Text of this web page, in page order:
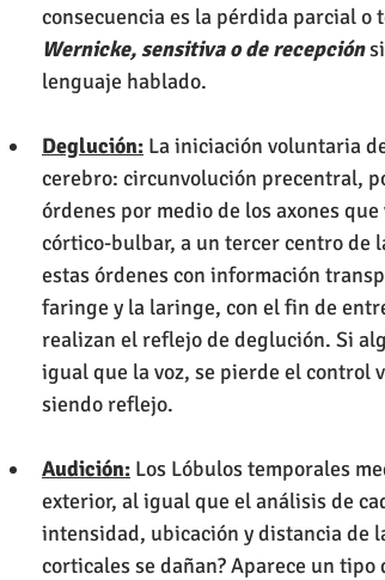
consecuencia es la pérdida parcial
Wernicke, sensitiva o de recepción si
lenguaje hablado.
Deglución: La iniciación voluntaria
cerebro: circunvolución precentral,
órdenes por medio de los axones
córtico-bulbar, a un tercer centro de
estas órdenes con información
faringe y la laringe, con el fin de
realizan el reflejo de deglución. Si
igual que la voz, se pierde el control
siendo reflejo.
Audición: Los Lóbulos temporales
exterior, al igual que el análisis de
intensidad, ubicación y distancia de
corticales se dañan? Aparece un